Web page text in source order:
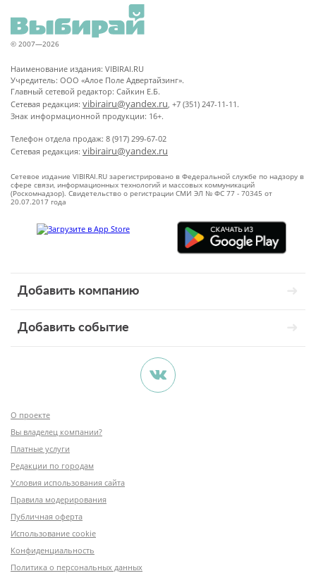
© 2007—2026
Наименование издания: VIBIRAI.RU
Учредитель: ООО «Алое Поле Адвертайзинг».
Главный сетевой редактор: Сайкин Е.Б.
Сетевая редакция: vibirairu@yandex.ru, +7 (351) 247-11-11.
Знак информационной продукции: 16+.
Телефон отдела продаж: 8 (917) 299-67-02
Сетевая редакция: vibirairu@yandex.ru
Сетевое издание VIBIRAI.RU зарегистрировано в Федеральной службе по надзору в
сфере связи, информационных технологий и массовых коммуникаций
(Роскомнадзор). Свидетельство о регистрации СМИ ЭЛ № ФС 77 - 70345 от
20.07.2017 года
Добавить компанию
Добавить событие
О проекте
Вы владелец компании?
Платные услуги
Редакции по городам
Условия использования сайта
Правила модерирования
Публичная оферта
Использование cookie
Конфиденциальность
Политика о персональных данных